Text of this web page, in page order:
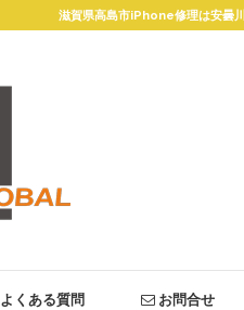
滋賀県高島市iPhone修理は安曇
よくある質問 お問合せ